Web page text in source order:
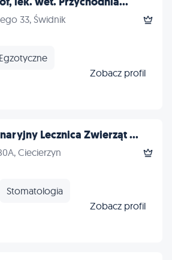
33, Świdnik
Egzotyczne
Zobacz profil
Lecznica Zwierząt ...
Ciecierzyn
Stomatologia
Zobacz profil